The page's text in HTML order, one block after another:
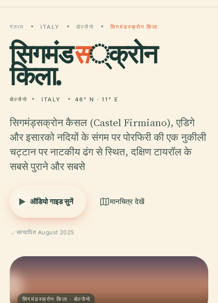
गंतव्य ITALY बोल्जैनो सिगमंडस्क्रोन किला
सिगमंडस्क्रोन
किला.
बोल्जैनो ITALY 46° N · 11° E
सिगमंड्सक्रोन कैसल (Castel Firmiano), एडिगे
और इसारको नदियों के संगम पर पोरफिरी की एक नुकीली
चट्टान पर नाटकीय ढंग से स्थित, दक्षिण टायरॉल के
सबसे पुराने और सबसे
ऑडियो गाइड सुनें मानचित्र देखें
सत्यापित August 2025
सिगमंडस्क्रोन किला · बोल्जैनो